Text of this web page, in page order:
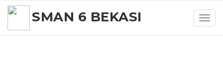
SMAN 6 BEKASI